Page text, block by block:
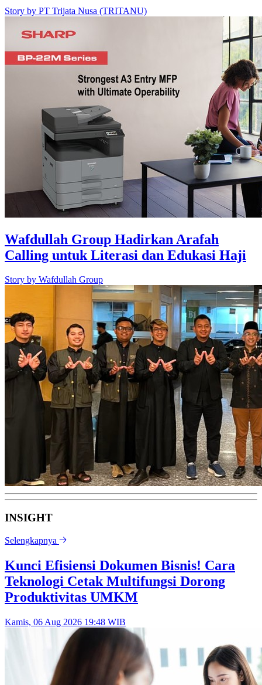
Story by PT Trijata Nusa (TRITANU)
Wafdullah Group Hadirkan Arafah
Calling untuk Literasi dan Edukasi Haji
Story by Wafdullah Group
INSIGHT
Selengkapnya
Kunci Efisiensi Dokumen Bisnis! Cara
Teknologi Cetak Multifungsi Dorong
Produktivitas UMKM
Kamis, 06 Aug 2026 19:48 WIB